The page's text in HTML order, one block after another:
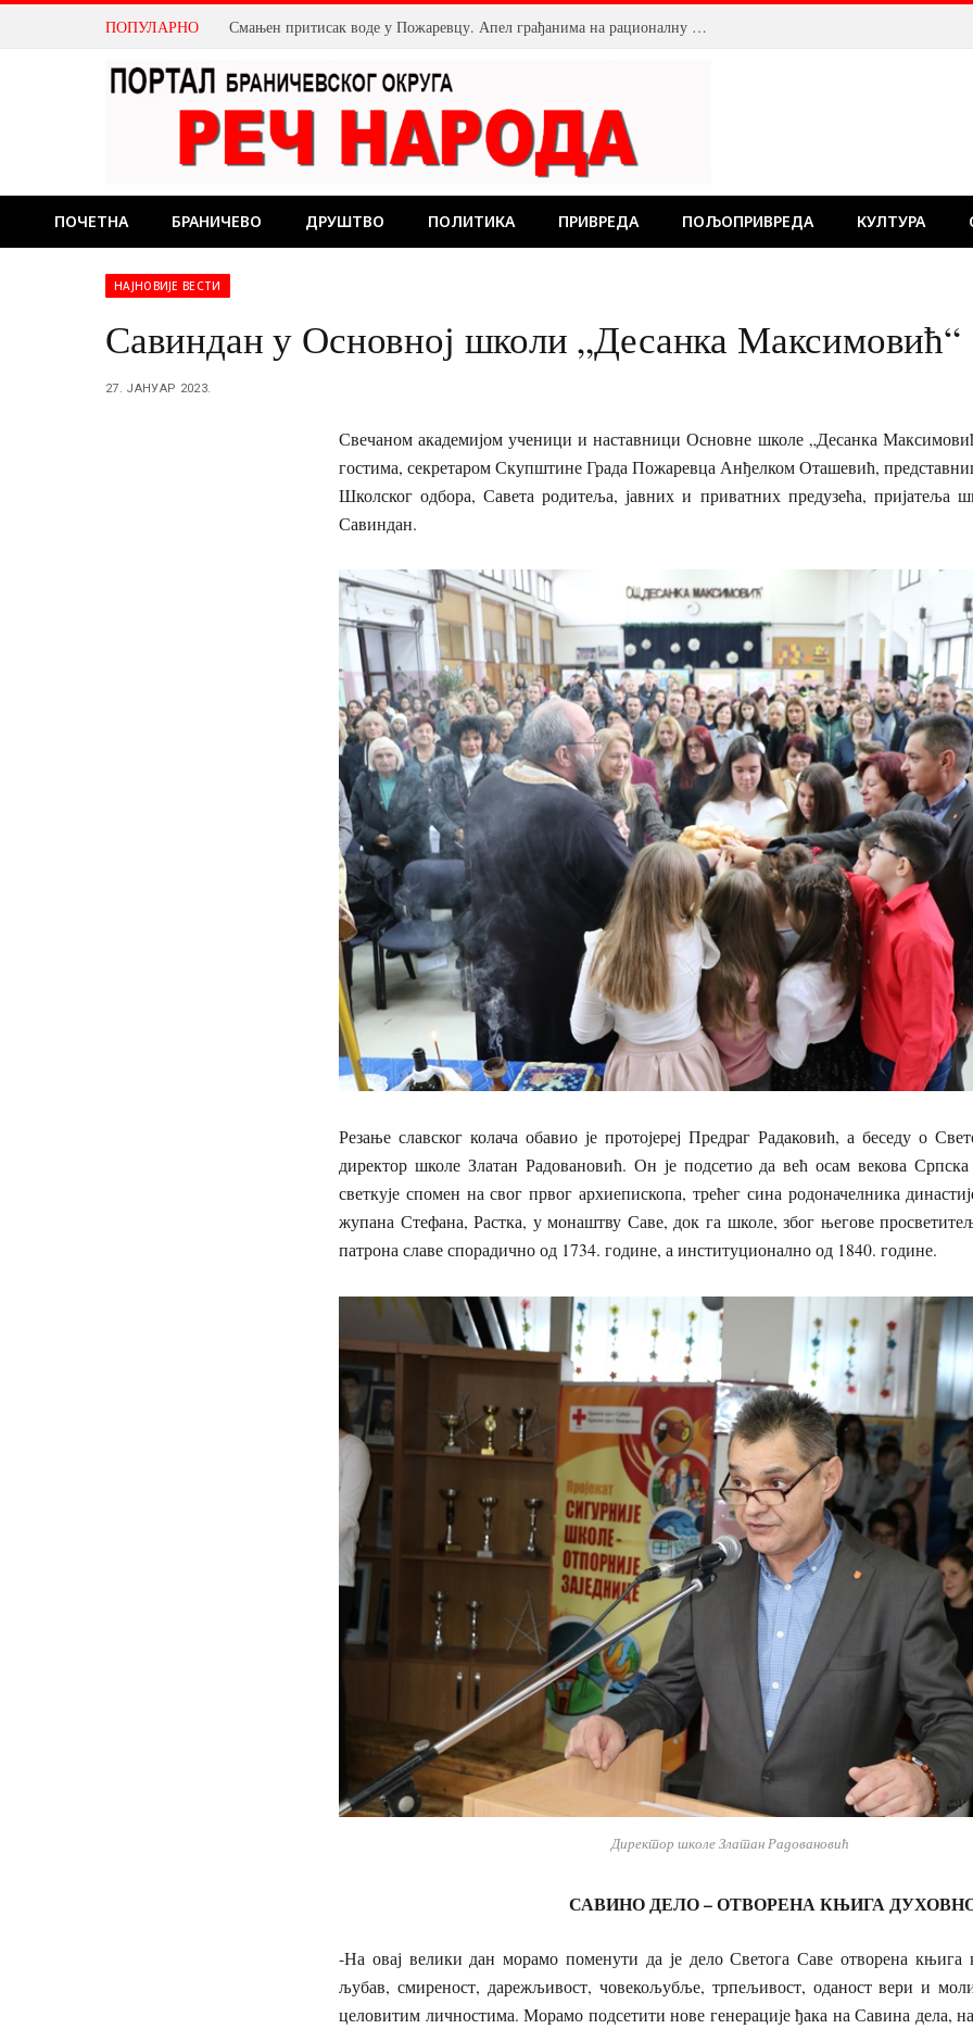
ПОПУЛАРНО Смањен притисак воде у Пожаревцу. Апел грађанима на рационалну потрошњу
ПОЧЕТНА БРАНИЧЕВО ДРУШТВО ПОЛИТИКА ПРИВРЕДА ПОЉОПРИВРЕДА КУЛТУРА
НАЈНОВИЈЕ ВЕСТИ
Савиндан у Основној школи „Десанка Максимовић“
27. ЈАНУАР 2023.
Свечаном академијом ученици и наставници Основне школе „Десанка
гостима, секретаром Скупштине Града Пожаревца Анђелком Оташевић,
Школског одбора, Савета родитеља, јавних и приватних предузећа, пријатеља
Савиндан.
Резање славског колача обавио је протојереј Предраг Радаковић, а беседу о
директор школе Златан Радовановић. Он је подсетио да већ осам векова
светкује спомен на свог првог архиепископа, трећег сина родоначелника
жупана Стефана, Растка, у монаштву Саве, док га школе, због његове
патрона славе спорадично од 1734. године, а институционално од 1840. године.
Директор школе Златан Радовановић
САВИНО ДЕЛО – ОТВОРЕНА КЊИГА
-На овај велики дан морамо поменути да је дело Светога Саве отворена књига
љубав, смиреност, дарежљивост, човекољубље, трпељивост, оданост вери и
целовитим личностима. Морамо подсетити нове генерације ђака на Савина дела,